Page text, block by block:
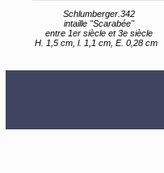
Schlumberger.342
intaille "Scarabée"
entre 1er siècle et 3e siècle
H. 1,5 cm, l. 1,1 cm, E. 0,28 cm